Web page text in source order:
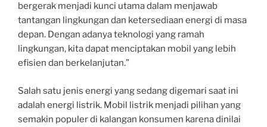
bergerak menjadi kunci utama dalam menjawab
tantangan lingkungan dan ketersediaan energi di masa
depan. Dengan adanya teknologi yang ramah
lingkungan, kita dapat menciptakan mobil yang lebih
efisien dan berkelanjutan.”
Salah satu jenis energi yang sedang digemari saat ini
adalah energi listrik. Mobil listrik menjadi pilihan yang
semakin populer di kalangan konsumen karena dinilai